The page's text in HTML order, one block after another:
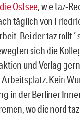
Ostsee, wie taz-
täglich von
Bei der taz
sich die
und Verlag
Kein
in der Berliner
wo die nord